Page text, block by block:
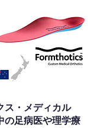
ス・メディカル
の足病医や理学療